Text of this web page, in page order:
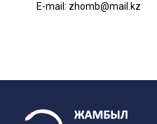
E-mail: zhomb@mail. kz